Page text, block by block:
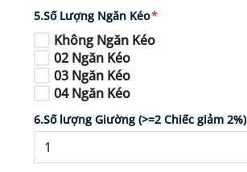
5.Số Lượng Ngăn Kéo*
Không Ngăn Kéo
02 Ngăn Kéo
03 Ngăn Kéo
04 Ngăn Kéo
6.Số lượng Giường (>=2 Chiếc giảm 2%)